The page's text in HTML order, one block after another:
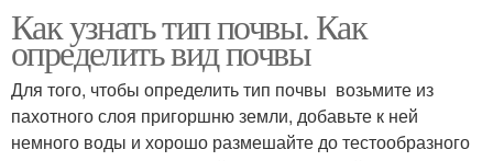
Как узнать тип почвы. Как
определить вид почвы
Для того, чтобы определить тип почвы возьмите из
пахотного слоя пригоршню земли, добавьте к ней
немного воды и хорошо размешайте до тестообразного